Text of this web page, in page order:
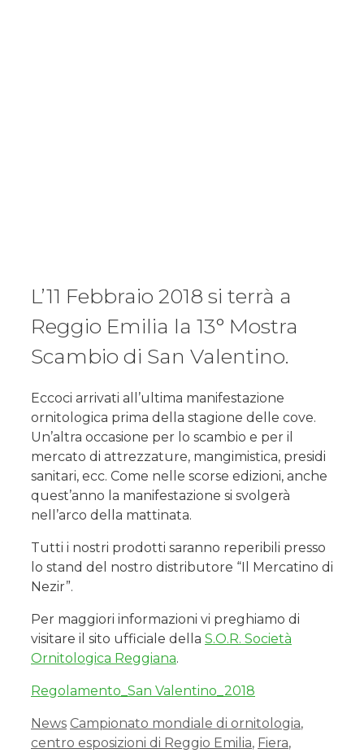
L’11 Febbraio 2018 si terrà a
Reggio Emilia la 13° Mostra
Scambio di San Valentino.
Eccoci arrivati all’ultima manifestazione
ornitologica prima della stagione delle cove.
Un’altra occasione per lo scambio e per il
mercato di attrezzature, mangimistica, presidi
sanitari, ecc. Come nelle scorse edizioni, anche
quest’anno la manifestazione si svolgerà
nell’arco della mattinata.
Tutti i nostri prodotti saranno reperibili presso
lo stand del nostro distributore “Il Mercatino di
Nezir”.
Per maggiori informazioni vi preghiamo di
visitare il sito ufficiale della S.O.R. Società
Ornitologica Reggiana.
Regolamento_San Valentino_2018
News Campionato mondiale di ornitologia,
centro esposizioni di Reggio Emilia, Fiera,